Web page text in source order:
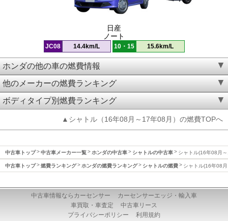
日産
ノート
JC08 14.4km/L 10・15 15.6km/L
ホンダの他の車の燃費情報
他のメーカーの燃費ランキング
ボディタイプ別燃費ランキング
▲シャトル（16年08月～17年08月）の燃費TOPへ
中古車トップ 中古車メーカー一覧 ホンダの中古車 シャトルの中古車 シャトル(16年08月
中古車トップ 燃費ランキング ホンダの燃費ランキング シャトルの燃費 シャトル(16年08
中古車情報ならカーセンサー
カーセンサーエッジ・輸入車
車買取・車査定
中古車リース
プライバシーポリシー
利用規約